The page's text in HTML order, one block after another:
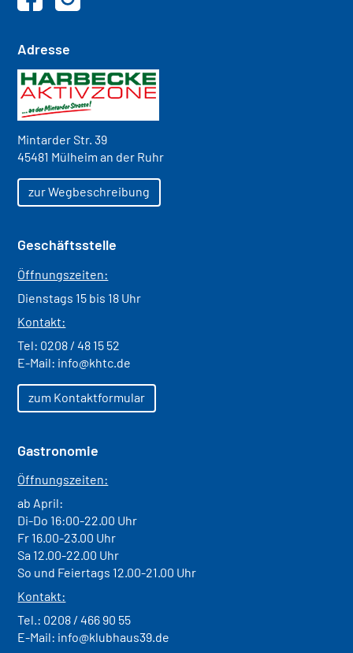
Adresse
Mintarder Str. 39
45481 Mülheim an der Ruhr
zur Wegbeschreibung
Geschäftsstelle
Öffnungszeiten:
Dienstags 15 bis 18 Uhr
Kontakt:
Tel: 0208 / 48 15 52
E-Mail: info@khtc.de
zum Kontaktformular
Gastronomie
Öffnungszeiten:
ab April:
Di-Do 16:00-22.00 Uhr
Fr 16.00-23.00 Uhr
Sa 12.00-22.00 Uhr
So und Feiertags 12.00-21.00 Uhr
Kontakt:
Tel.: 0208 / 466 90 55
E-Mail: info@klubhaus39.de